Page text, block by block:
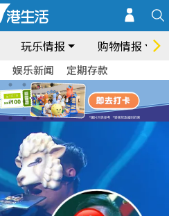
玩乐情报 购物情报
娱乐新闻 定期存款